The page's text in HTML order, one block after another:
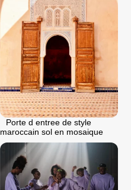
Porte d entree de style
maroccain sol en mosaique